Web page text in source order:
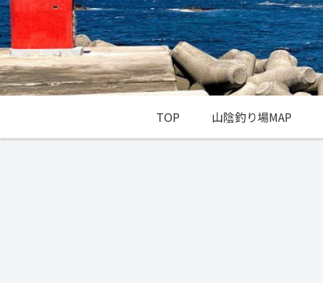
TOP 山陰釣り場MAP